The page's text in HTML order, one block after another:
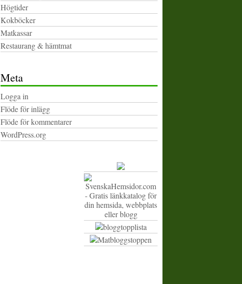
Högtider
Kokböcker
Matkassar
Restaurang & hämtmat
Meta
Logga in
Flöde för inlägg
Flöde för kommentarer
WordPress.org